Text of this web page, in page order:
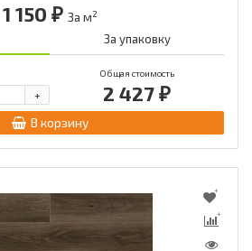
1 150 ₽ За м2
За упаковку
Общая стоимость
2 427 ₽
+
В корзину